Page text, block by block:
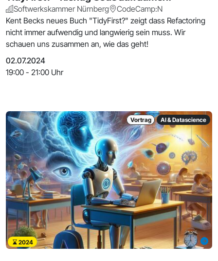
Softwerkskammer Nürnberg
CodeCamp:N
Kent Becks neues Buch "TidyFirst?" zeigt dass Refactoring
nicht immer aufwendig und langwierig sein muss. Wir
schauen uns zusammen an, wie das geht!
02.07.2024
19:00 - 21:00 Uhr
Vortrag AI & Datascience
2024